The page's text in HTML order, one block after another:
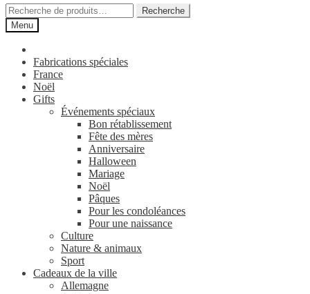
Recherche
pour :
Recherche
Menu
Fabrications spéciales
France
Noël
Gifts
Événements spéciaux
Bon rétablissement
Fête des mères
Anniversaire
Halloween
Mariage
Noël
Pâques
Pour les condoléances
Pour une naissance
Culture
Nature & animaux
Sport
Cadeaux de la ville
Allemagne